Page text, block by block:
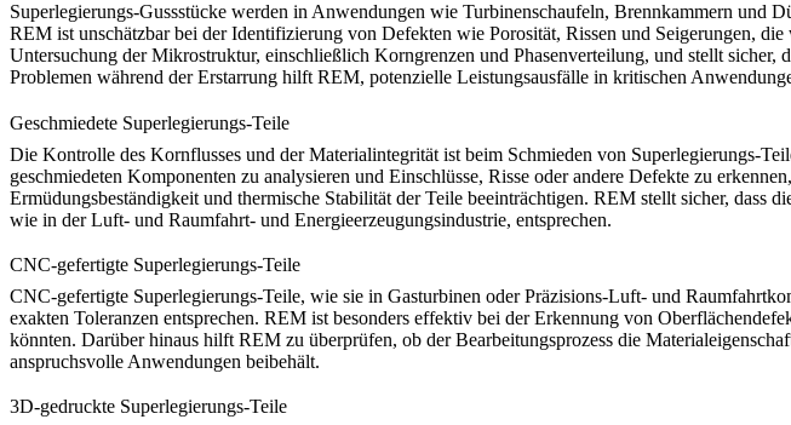
Superlegierungs-Gussstücke werden in Anwendungen wie Turbinenschaufeln, Brennkammern und
REM ist unschätzbar bei der Identifizierung von Defekten wie Porosität, Rissen und Seigerungen, die
Untersuchung der Mikrostruktur, einschließlich Korngrenzen und Phasenverteilung, und stellt
Problemen während der Erstarrung hilft REM, potenzielle Leistungsausfälle in kritischen
Geschmiedete Superlegierungs-Teile
Die Kontrolle des Kornflusses und der Materialintegrität ist beim Schmieden von Superlegierungs-
geschmiedeten Komponenten zu analysieren und Einschlüsse, Risse oder andere Defekte zu
Ermüdungsbeständigkeit und thermische Stabilität der Teile beeinträchtigen. REM stellt sicher, dass
wie in der Luft- und Raumfahrt- und Energieerzeugungsindustrie, entsprechen.
CNC-gefertigte Superlegierungs-Teile
CNC-gefertigte Superlegierungs-Teile, wie sie in Gasturbinen oder Präzisions-Luft- und
exakten Toleranzen entsprechen. REM ist besonders effektiv bei der Erkennung von
könnten. Darüber hinaus hilft REM zu überprüfen, ob der Bearbeitungsprozess die
anspruchsvolle Anwendungen beibehält.
3D-gedruckte Superlegierungs-Teile